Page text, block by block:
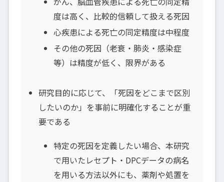
度は高く、比較的信頼して扱える死因
心疾患による死亡の同定精度は中程度
その他の死因（老衰・肺炎・感染症
等）は精度が低く、限界がある
研究目的に応じて、「死因をどこまで区別
したいのか」を事前に明確化することが重
要である
特定の死因を定義したい場合、本研究
で用いたレセプト・DPCデータの病名
を用いる方法以外にも、薬剤や処置を